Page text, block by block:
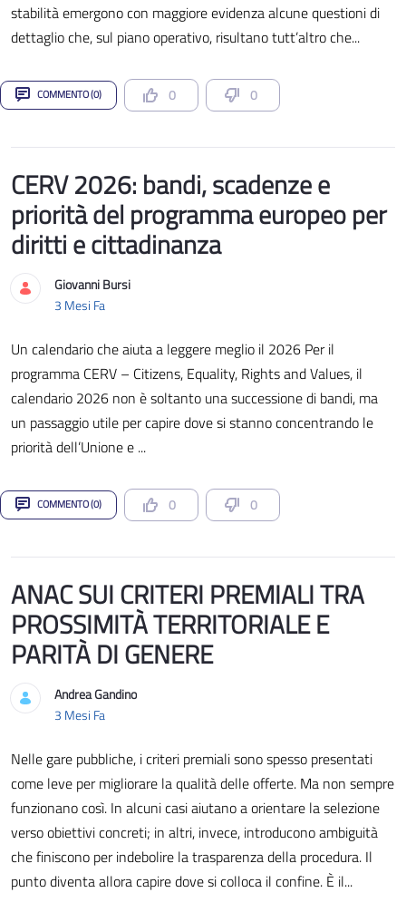
stabilità emergono con maggiore evidenza alcune questioni di
dettaglio che, sul piano operativo, risultano tutt’altro che...
COMMENTO (0) 0 0
CERV 2026: bandi, scadenze e
priorità del programma europeo per
diritti e cittadinanza
Giovanni Bursi
Data di Pubblicazione
3 Mesi Fa
Un calendario che aiuta a leggere meglio il 2026 Per il
programma CERV – Citizens, Equality, Rights and Values, il
calendario 2026 non è soltanto una successione di bandi, ma
un passaggio utile per capire dove si stanno concentrando le
priorità dell’Unione e ...
COMMENTO (0) 0 0
ANAC SUI CRITERI PREMIALI TRA
PROSSIMITÀ TERRITORIALE E
PARITÀ DI GENERE
Andrea Gandino
Data di Pubblicazione
3 Mesi Fa
Nelle gare pubbliche, i criteri premiali sono spesso presentati
come leve per migliorare la qualità delle offerte. Ma non sempre
funzionano così. In alcuni casi aiutano a orientare la selezione
verso obiettivi concreti; in altri, invece, introducono ambiguità
che finiscono per indebolire la trasparenza della procedura. Il
punto diventa allora capire dove si colloca il confine. È il...